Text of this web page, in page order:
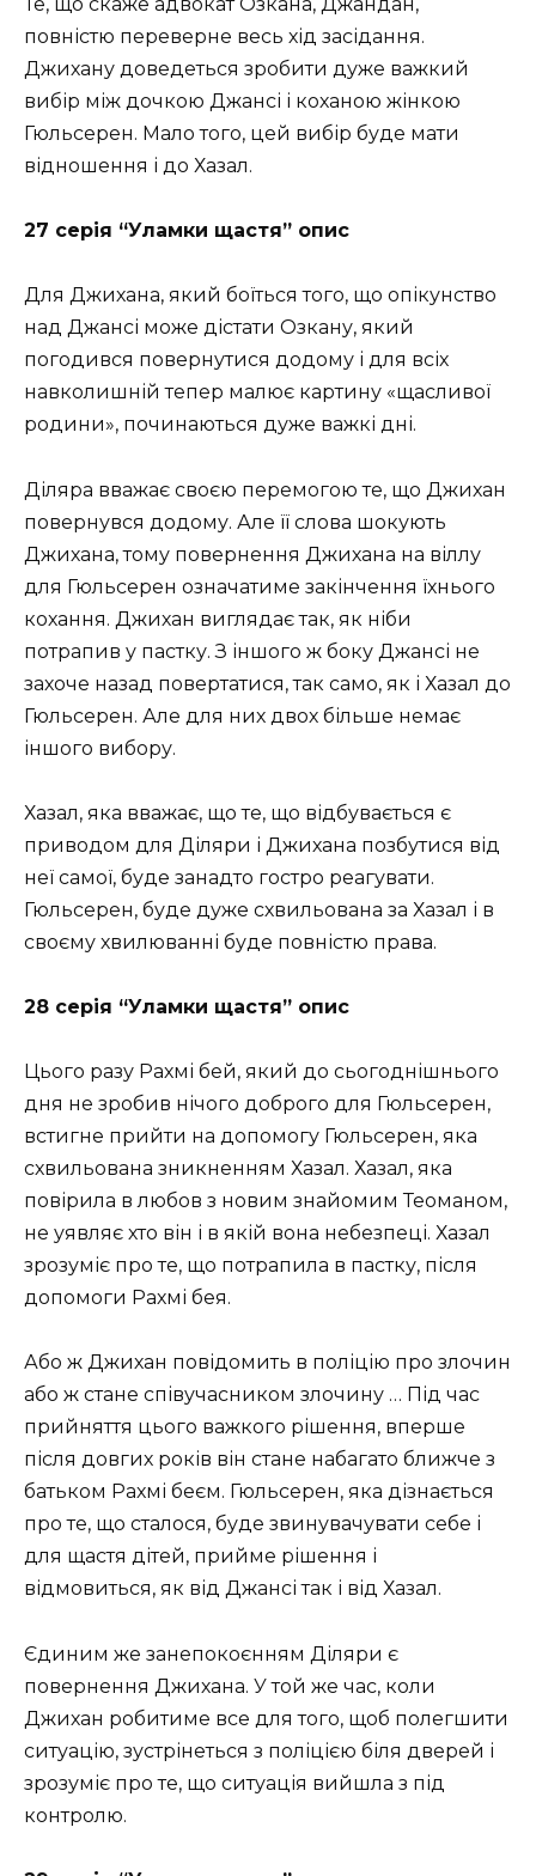
повністю переверне весь хід засідання.
Джихану доведеться зробити дуже важкий
вибір між дочкою Джансі і коханою жінкою
Гюльсерен. Мало того, цей вибір буде мати
відношення і до Хазал.
27 серія “Уламки щастя” опис
Для Джихана, який боїться того, що опікунство
над Джансі може дістати Озкану, який
погодився повернутися додому і для всіх
навколишній тепер малює картину «щасливої ​​
родини», починаються дуже важкі дні.
Діляра вважає своєю перемогою те, що Джихан
повернувся додому. Але її слова шокують
Джихана, тому повернення Джихана на віллу
для Гюльсерен означатиме закінчення їхнього
кохання. Джихан виглядає так, як ніби
потрапив у пастку. З іншого ж боку Джансі не
захоче назад повертатися, так само, як і Хазал до
Гюльсерен. Але для них двох більше немає
іншого вибору.
Хазал, яка вважає, що те, що відбувається є
приводом для Діляри і Джихана позбутися від
неї самої, буде занадто гостро реагувати.
Гюльсерен, буде дуже схвильована за Хазал і в
своєму хвилюванні буде повністю права.
28 серія “Уламки щастя” опис
Цього разу Рахмі бей, який до сьогоднішнього
дня не зробив нічого доброго для Гюльсерен,
встигне прийти на допомогу Гюльсерен, яка
схвильована зникненням Хазал. Хазал, яка
повірила в любов з новим знайомим Теоманом,
не уявляє хто він і в якій вона небезпеці. Хазал
зрозуміє про те, що потрапила в пастку, після
допомоги Рахмі бея.
Або ж Джихан повідомить в поліцію про злочин
або ж стане співучасником злочину … Під час
прийняття цього важкого рішення, вперше
після довгих років він стане набагато ближче з
батьком Рахмі беєм. Гюльсерен, яка дізнається
про те, що сталося, буде звинувачувати себе і
для щастя дітей, прийме рішення і
відмовиться, як від Джансі так і від Хазал.
Єдиним же занепокоєнням Діляри є
повернення Джихана. У той же час, коли
Джихан робитиме все для того, щоб полегшити
ситуацію, зустрінеться з поліцією біля дверей і
зрозуміє про те, що ситуація вийшла з під
контролю.